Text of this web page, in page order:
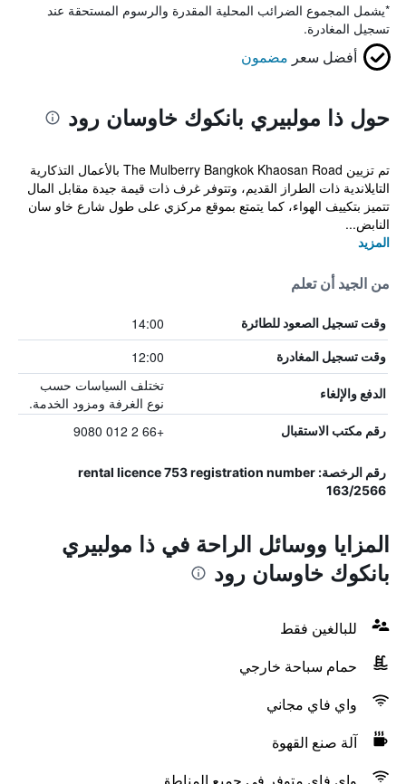
*يشمل المجموع الضرائب المحلية المقدرة والرسوم المستحقة عند
تسجيل المغادرة.
أفضل سعر مضمون
حول ذا مولبيري بانكوك خاوسان رود
تم تزيين The Mulberry Bangkok Khaosan Road بالأعمال التذكارية
التايلاندية ذات الطراز القديم، وتتوفر غرف ذات قيمة جيدة مقابل المال
تتميز بتكييف الهواء، كما يتمتع بموقع مركزي على طول شارع خاو سان
النابض...
المزيد
من الجيد أن تعلم
وقت تسجيل الصعود للطائرة 14:00
وقت تسجيل المغادرة 12:00
الدفع والإلغاء
تختلف السياسات حسب
نوع الغرفة ومزود الخدمة.
رقم مكتب الاستقبال +66 2 012 9080
رقم الرخصة: rental licence 753 registration number
163/2566
المزايا ووسائل الراحة في ذا مولبيري
بانكوك خاوسان رود
للبالغين فقط
حمام سباحة خارجي
واي فاي مجاني
آلة صنع القهوة